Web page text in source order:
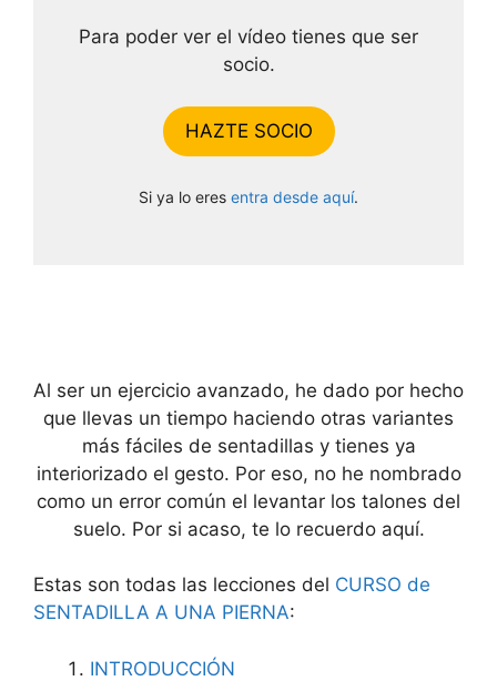
Para poder ver el vídeo tienes que ser
socio.
HAZTE SOCIO
Si ya lo eres entra desde aquí.
Al ser un ejercicio avanzado, he dado por hecho
que llevas un tiempo haciendo otras variantes
más fáciles de sentadillas y tienes ya
interiorizado el gesto. Por eso, no he nombrado
como un error común el levantar los talones del
suelo. Por si acaso, te lo recuerdo aquí.
Estas son todas las lecciones del CURSO de
SENTADILLA A UNA PIERNA:
INTRODUCCIÓN